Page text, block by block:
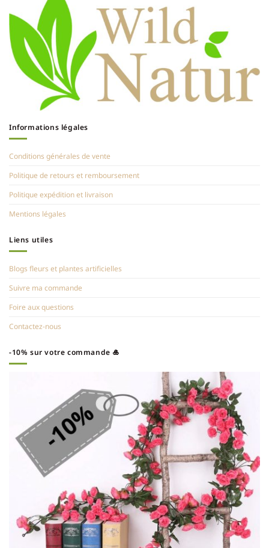
Informations légales
Conditions générales de vente
Politique de retours et remboursement
Politique expédition et livraison
Mentions légales
Liens utiles
Blogs fleurs et plantes artificielles
Suivre ma commande
Foire aux questions
Contactez-nous
-10% sur votre commande 🎍